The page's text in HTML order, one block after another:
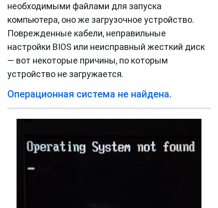
необходимыми файлами для запуска
компьютера, оно же загрузочное устройство.
Поврежденные кабели, неправильные
настройки BIOS или неисправный жесткий диск
— вот некоторые причины, по которым
устройство не загружается.
Операционная система не найдена.